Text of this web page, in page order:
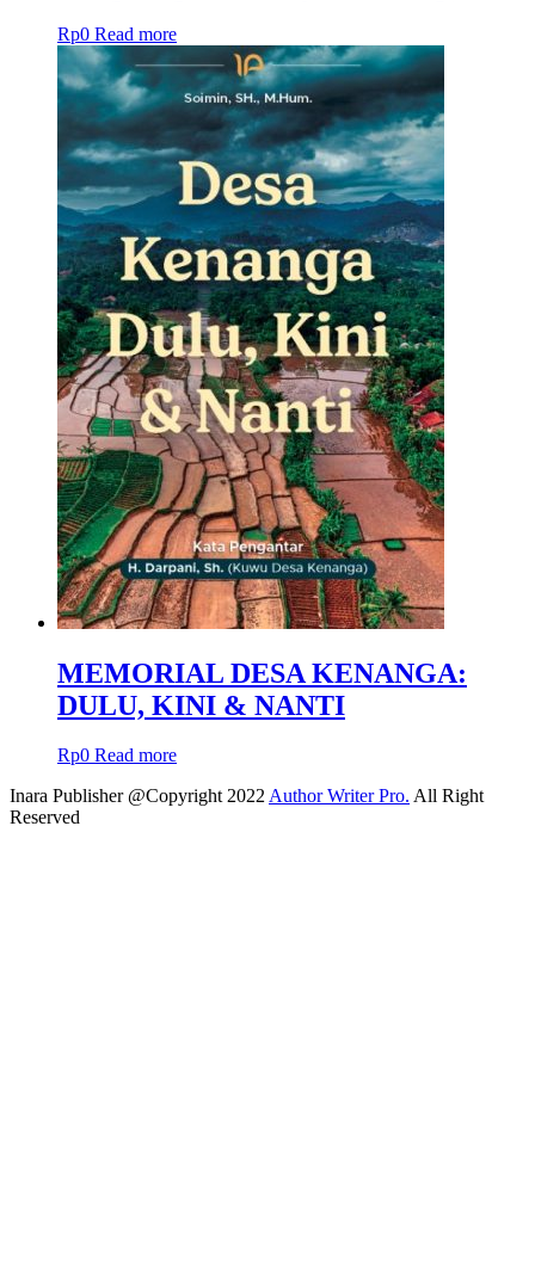
Rp0 Read more
MEMORIAL DESA KENANGA:
DULU, KINI & NANTI
Rp0 Read more
Inara Publisher @Copyright 2022Author Writer Pro. All Right
Reserved